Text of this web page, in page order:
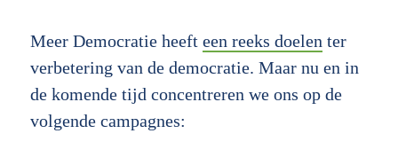
Meer Democratie heeft een reeks doelen ter
verbetering van de democratie. Maar nu en in
de komende tijd concentreren we ons op de
volgende campagnes: